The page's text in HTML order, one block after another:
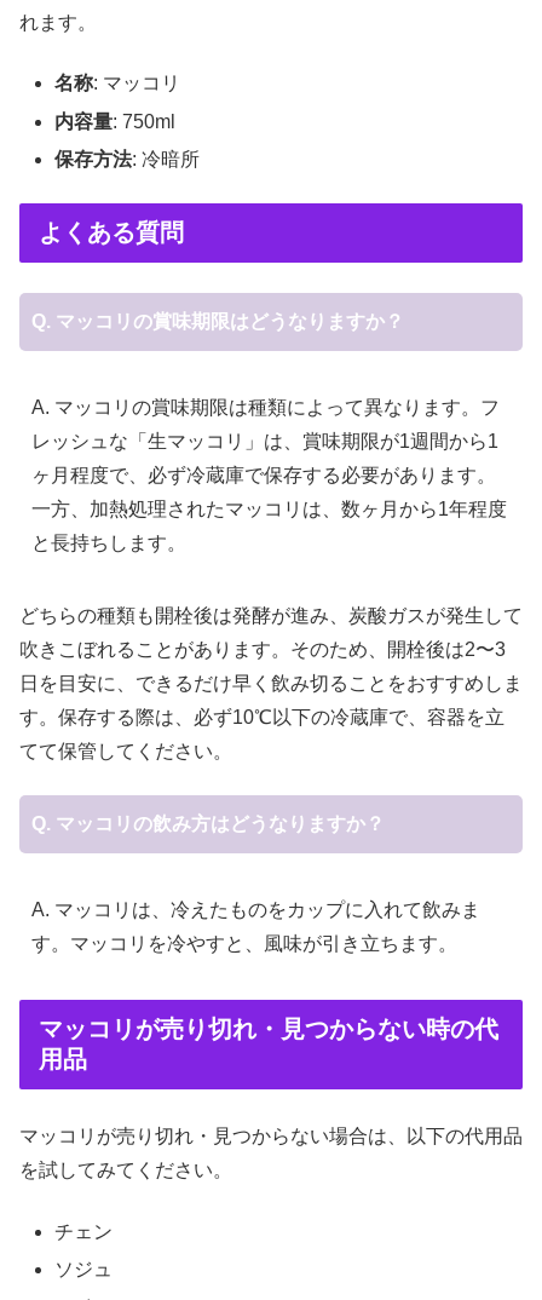
れます。
名称: マッコリ
内容量: 750ml
保存方法: 冷暗所
よくある質問
Q. マッコリの賞味期限はどうなりますか？
A. マッコリの賞味期限は種類によって異なります。フ
レッシュな「生マッコリ」は、賞味期限が1週間から1
ヶ月程度で、必ず冷蔵庫で保存する必要があります。
一方、加熱処理されたマッコリは、数ヶ月から1年程度
と長持ちします。
どちらの種類も開栓後は発酵が進み、炭酸ガスが発生して
吹きこぼれることがあります。そのため、開栓後は2〜3
日を目安に、できるだけ早く飲み切ることをおすすめしま
す。保存する際は、必ず10℃以下の冷蔵庫で、容器を立
てて保管してください。
Q. マッコリの飲み方はどうなりますか？
A. マッコリは、冷えたものをカップに入れて飲みま
す。マッコリを冷やすと、風味が引き立ちます。
マッコリが売り切れ・見つからない時の代
用品
マッコリが売り切れ・見つからない場合は、以下の代用品
を試してみてください。
チェン
ソジュ